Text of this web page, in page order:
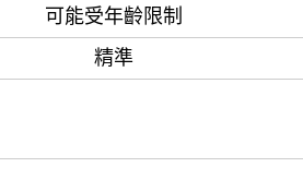
可能受年齡限制
精準